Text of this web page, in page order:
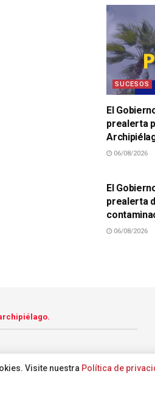
SUCESOS
El
prealerta
06/08/2026
El
prealerta
06/08/2026
Visite nuestra Política de